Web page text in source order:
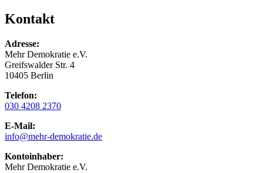
Kontakt
Adresse:
Mehr Demokratie e.V.
Greifswalder Str. 4
10405 Berlin
Telefon:
030 4208 2370
E-Mail:
info@mehr-demokratie.de
Kontoinhaber:
Mehr Demokratie e.V.